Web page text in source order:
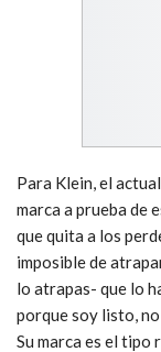
Para Klein, el
marca a prueba de
que quita a los
imposible de
lo atrapas- que lo
porque soy listo,
Su marca es el tipo